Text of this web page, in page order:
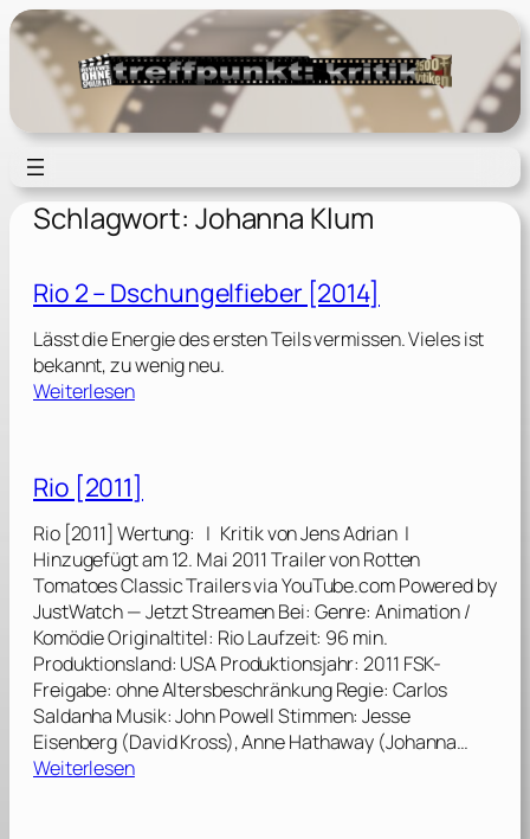
Zum
Inhalt
springen
Schlagwort: Johanna Klum
Rio 2 – Dschungelfieber [2014]
Lässt die Energie des ersten Teils vermissen. Vieles ist
bekannt, zu wenig neu.
Weiterlesen:
o
2
–
D
s
c
u
n
g
e
l
f
Rio [2011]
Rio [2011] Wertung: | Kritik von Jens Adrian |
Hinzugefügt am 12. Mai 2011 Trailer von Rotten
Tomatoes Classic Trailers via YouTube.com Powered by
JustWatch — Jetzt Streamen Bei: Genre: Animation /
Komödie Originaltitel: Rio Laufzeit: 96 min.
Produktionsland: USA Produktionsjahr: 2011 FSK-
Freigabe: ohne Altersbeschränkung Regie: Carlos
Saldanha Musik: John Powell Stimmen: Jesse
Eisenberg (David Kross), Anne Hathaway (Johanna…
Weiterlesen: